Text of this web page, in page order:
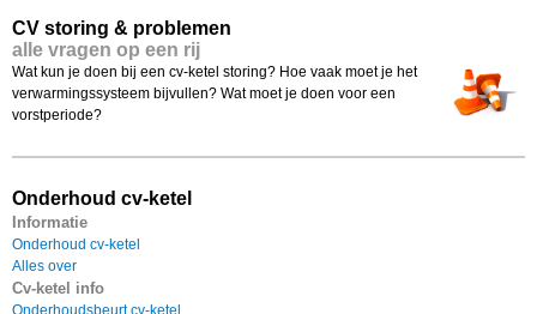
CV storing & problemen
alle vragen op een rij
Wat kun je doen bij een cv-ketel storing? Hoe vaak moet je het
verwarmingssysteem bijvullen? Wat moet je doen voor een
vorstperiode?
Onderhoud cv-ketel
Informatie
Onderhoud cv-ketel
Alles over
Cv-ketel info
Onderhoudsbeurt cv-ketel